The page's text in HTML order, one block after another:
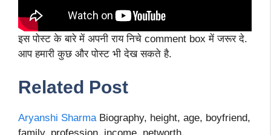
इस पोस्ट के बारे में अपनी राय निचे comment box में जरूर दे.
आप हमारी कुछ और पोस्ट भी देख सकते है.
Related Post
Aryanshi SharmaBiography, height, age, boyfriend,